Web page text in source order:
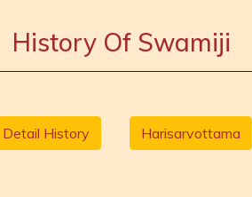
History Of Swamiji
Detail History Harisarvottama